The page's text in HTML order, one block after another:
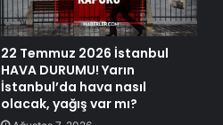
22 Temmuz 2026 İstanbul
HAVA DURUMU! Yarın
İstanbul’da hava nasıl
olacak, yağış var mı?